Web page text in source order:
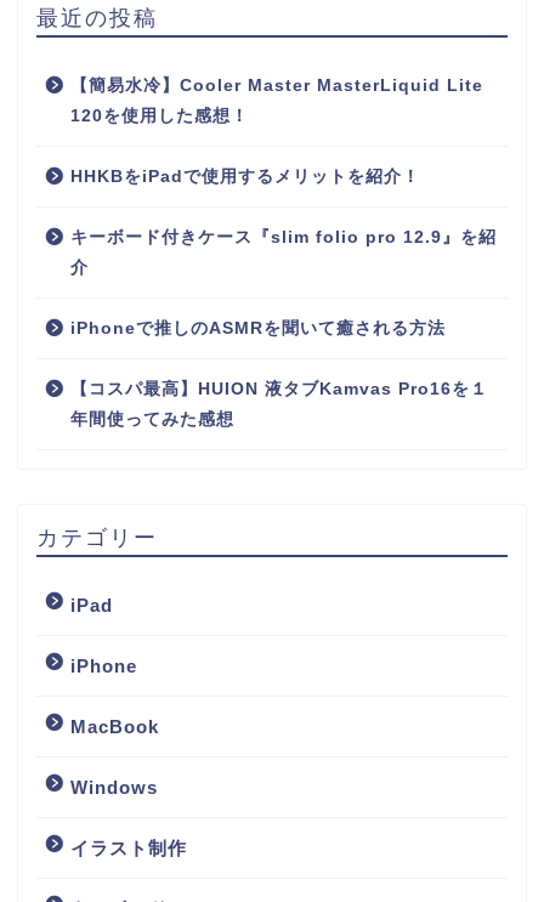
最近の投稿
【簡易水冷】Cooler Master MasterLiquid Lite
120を使用した感想！
HHKBをiPadで使用するメリットを紹介！
キーボード付きケース『slim folio pro 12.9』を紹
介
iPhoneで推しのASMRを聞いて癒される方法
【コスパ最高】HUION 液タブKamvas Pro16を１
年間使ってみた感想
カテゴリー
iPad
iPhone
MacBook
Windows
イラスト制作